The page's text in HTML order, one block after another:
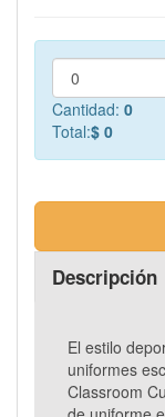
Cantidad: 0
Total:$ 0
Descripción
El estilo
uniformes
Classroom